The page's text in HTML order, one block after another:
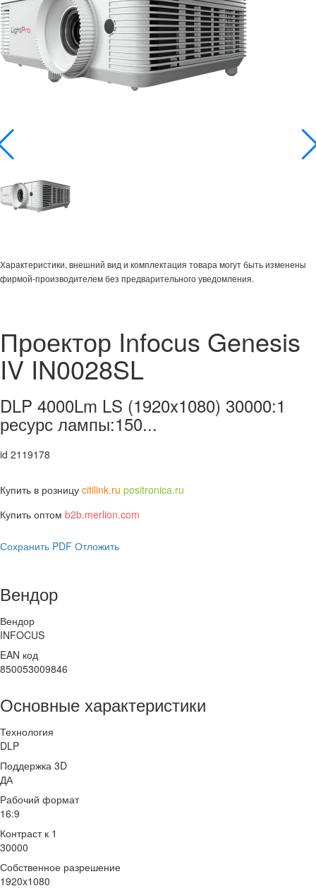
Характеристики, внешний вид и комплектация товара могут быть изменены
фирмой-производителем без предварительного уведомления.
Проектор Infocus Genesis
IV IN0028SL
DLP 4000Lm LS (1920x1080) 30000:1
ресурс лампы:150...
id 2119178
Купить в розницу citilink.ru positronica.ru
Купить оптом b2b.merlion.com
Сохранить PDF Отложить
Вендор
Вендор
INFOCUS
EAN код
850053009846
Основные характеристики
Технология
DLP
Поддержка 3D
ДА
Рабочий формат
16:9
Контраст к 1
30000
Собственное разрешение
1920x1080